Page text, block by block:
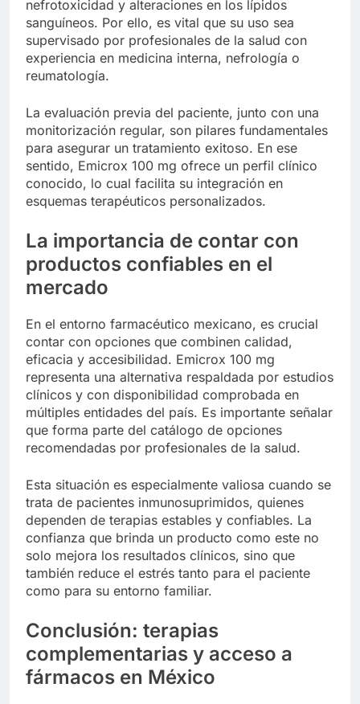
nefrotoxicidad y alteraciones en los lípidos
sanguíneos. Por ello, es vital que su uso sea
supervisado por profesionales de la salud con
experiencia en medicina interna, nefrología o
reumatología.
La evaluación previa del paciente, junto con una
monitorización regular, son pilares fundamentales
para asegurar un tratamiento exitoso. En ese
sentido, Emicrox 100 mg ofrece un perfil clínico
conocido, lo cual facilita su integración en
esquemas terapéuticos personalizados.
La importancia de contar con
productos confiables en el
mercado
En el entorno farmacéutico mexicano, es crucial
contar con opciones que combinen calidad,
eficacia y accesibilidad. Emicrox 100 mg
representa una alternativa respaldada por estudios
clínicos y con disponibilidad comprobada en
múltiples entidades del país. Es importante señalar
que forma parte del catálogo de opciones
recomendadas por profesionales de la salud.
Esta situación es especialmente valiosa cuando se
trata de pacientes inmunosuprimidos, quienes
dependen de terapias estables y confiables. La
confianza que brinda un producto como este no
solo mejora los resultados clínicos, sino que
también reduce el estrés tanto para el paciente
como para su entorno familiar.
Conclusión: terapias
complementarias y acceso a
fármacos en México